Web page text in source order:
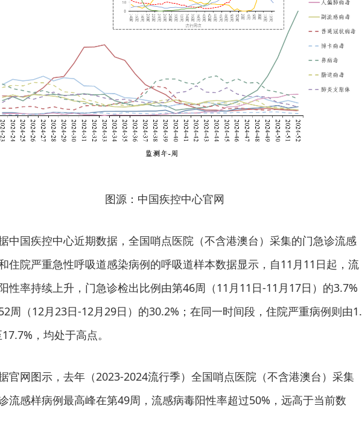
图源：中国疾控中心官网
中国疾控中心近期数据，全国哨点医院（不含港澳台）采集的门急诊流感
住院严重急性呼吸道感染病例的呼吸道样本数据显示，自11月11日起，流
性率持续上升，门急诊检出比例由第46周（11月11日-11月17日）的3.7%
周（12月23日-12月29日）的30.2%；在同一时间段，住院严重病例则由1.
，均处于高点。
官网图示，去年（2023-2024流行季）全国哨点医院（不含港澳台）采集
流感样病例最高峰在第49周，流感病毒阳性率超过50%，远高于当前数